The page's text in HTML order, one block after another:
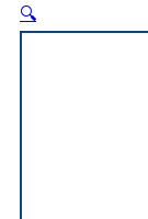
🔍